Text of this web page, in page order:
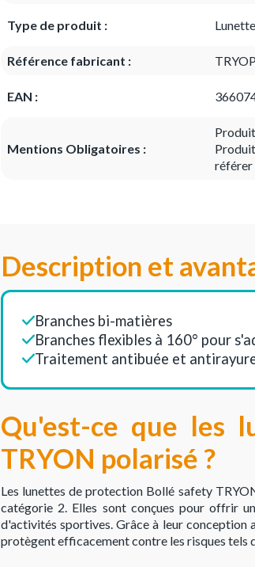
Type de produit :
Référence fabricant :
EAN :
Mentions Obligatoires :
référer
Description et
Branches bi-matières
Branches flexibles à 160° pour
Traitement antibuée et
Qu'est-ce que les
TRYON polarisé ?
Les lunettes de protection Bollé safety
catégorie 2. Elles sont conçues pour offrir
d'activités sportives. Grâce à leur conception
protègent efficacement contre les risques tels